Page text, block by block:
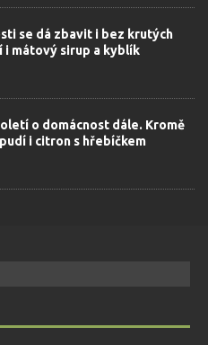
se dá zbavit i bez krutých
i mátový sirup a kyblík
o domácnost dále. Kromě
i citron s hřebíčkem